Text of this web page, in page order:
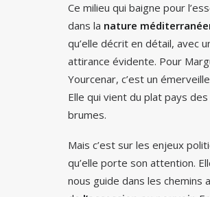
Ce milieu qui baigne pour
dans la nature
qu’elle décrit en détail, avec
attirance évidente. Pour
Yourcenar, c’est un
Elle qui vient du plat pays des
brumes.
Mais c’est sur les enjeux
qu’elle porte son attention.
nous guide dans les chemins